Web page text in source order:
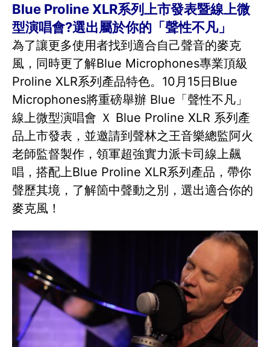
Blue Proline XLR系列上市發表暨線上微
型演唱會?選出屬於你的「聲性不凡」
為了讓更多使用者找到適合自己聲音的麥克
風，同時更了解Blue Microphones專業頂級
Proline XLR系列產品特色。10月15日Blue
Microphones將重磅舉辦 Blue「聲性不凡」
線上微型演唱會 Ｘ Blue Proline XLR 系列產
品上市發表，並邀請到聲林之王音樂總監阿火
老師監督製作，領軍超強實力派卡司線上飆
唱，搭配上Blue Proline XLR系列產品，帶你
聲歷其境，了解箇中聲動之別，選出適合你的
麥克風！